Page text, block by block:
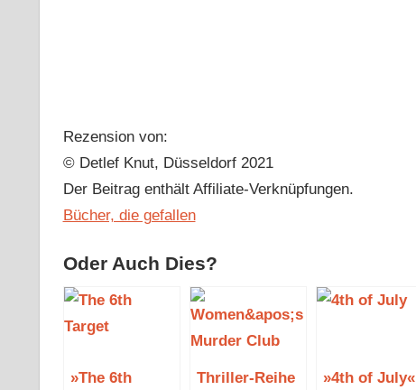
Rezension von:
© Detlef Knut, Düsseldorf 2021
Der Beitrag enthält Affiliate-Verknüpfungen.
Bücher, die gefallen
Oder Auch Dies?
»The 6th
Thriller-Reihe
»4th of July«